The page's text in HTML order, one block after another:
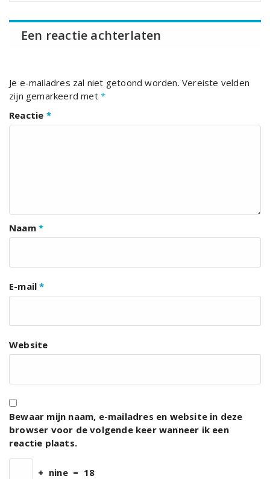
Een reactie achterlaten
Je e-mailadres zal niet getoond worden. Vereiste velden
zijn gemarkeerd met *
Reactie *
Naam *
E-mail*
Website
Bewaar mijn naam, e-mailadres en website in deze
browser voor de volgende keer wanneer ik een
reactie plaats.
+ nine = 18